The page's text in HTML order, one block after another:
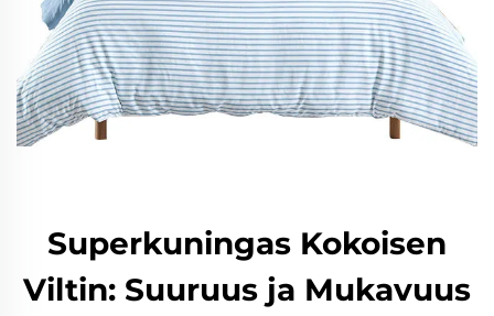
Superkuningas Kokoisen
Viltin: Suuruus ja Mukavuus